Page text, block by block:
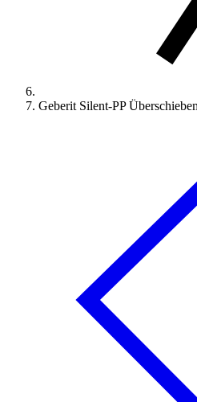
Geberit Silent-PP